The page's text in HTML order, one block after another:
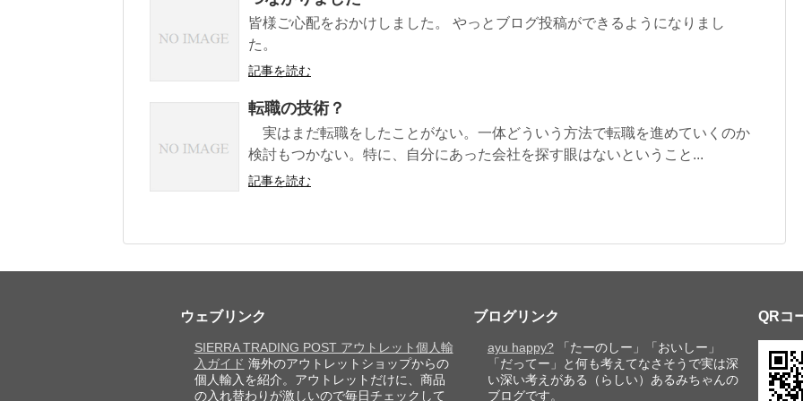
皆様ご心配をおかけしました。 やっとブログ投稿ができるようになりまし
た。
記事を読む
転職の技術？
実はまだ転職をしたことがない。一体どういう方法で転職を進めていくのか
検討もつかない。特に、自分にあった会社を探す眼はないということ...
記事を読む
ウェブリンク
SIERRA TRADING POST アウトレット個人輸
入ガイド 海外のアウトレットショップからの
個人輸入を紹介。アウトレットだけに、商品
の入れ替わりが激しいので毎日チェックして
ブログリンク
ayu happy?「たーのしー」「おいしー」
「だってー」と何も考えてなさそうで実は深
い深い考えがある（らしい）あるみちゃんの
ブログです。
QRコ